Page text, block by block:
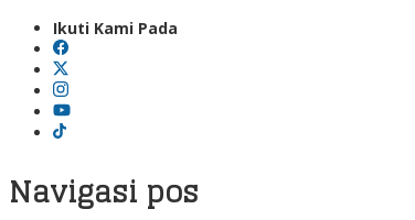
Ikuti Kami Pada
Navigasi pos